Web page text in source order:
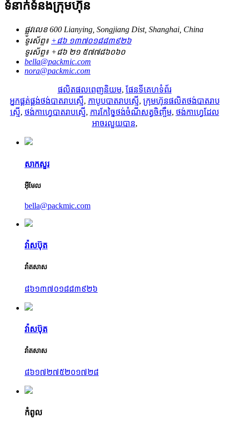
ទំនាក់ទំនងក្រុមហ៊ុន
ផ្លូវលេខ 600 Lianying, Songjiang Dist, Shanghai, China
ទូរស័ព្ទ៖ +៨៦ ១៣៧០១៨៨៣៩២៦
ទូរស័ព្ទ៖ +៨៦ ២១ ៥៧៧៨៦០៦០
bella@packmic.com
nora@packmic.com
ផលិតផលពេញនិយម, ផែនទីគេហទំព័រ
អ្នកផ្គត់ផ្គង់ថង់បាតរាបស្មើ, កាបូបបាតរាបស្មើ, ក្រុមហ៊ុនផលិតថង់បាតរាប
ស្មើ, ថង់កាហ្វេបាតរាបស្មើ, ការកែច្នៃថង់ចំណីសត្វចិញ្ចឹម, ថង់កាហ្វេដែល
អាចរលួយបាន,
សាកសួរ
អ៊ីមែល
bella@packmic.com
វ៉ាសប៊ុត
វ៉ាតសាស
៨៦១៣៧០១៨៨៣៩២៦
វ៉ាសប៊ុត
វ៉ាតសាស
៨៦១៧២៧៥២០១៧២៨
កំពូល